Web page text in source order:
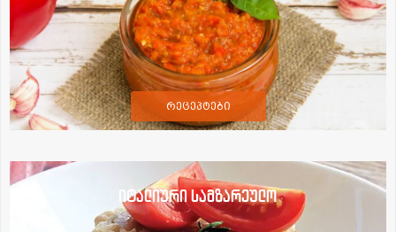
რეცეპტები
იტალიური სამზარეულო